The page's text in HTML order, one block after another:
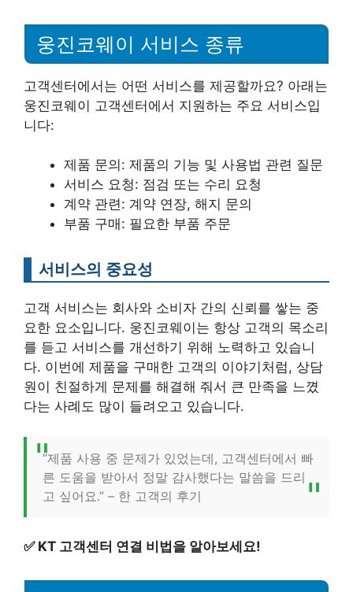
웅진코웨이 서비스 종류
고객센터에서는 어떤 서비스를 제공할까요? 아래는
웅진코웨이 고객센터에서 지원하는 주요 서비스입
니다:
제품 문의: 제품의 기능 및 사용법 관련 질문
서비스 요청: 점검 또는 수리 요청
계약 관련: 계약 연장, 해지 문의
부품 구매: 필요한 부품 주문
서비스의 중요성
고객 서비스는 회사와 소비자 간의 신뢰를 쌓는 중
요한 요소입니다. 웅진코웨이는 항상 고객의 목소리
를 듣고 서비스를 개선하기 위해 노력하고 있습니
다. 이번에 제품을 구매한 고객의 이야기처럼, 상담
원이 친절하게 문제를 해결해 줘서 큰 만족을 느꼈
다는 사례도 많이 들려오고 있습니다.
“제품 사용 중 문제가 있었는데, 고객센터에서 빠
른 도움을 받아서 정말 감사했다는 말씀을 드리
고 싶어요.” – 한 고객의 후기
✅ KT 고객센터 연결 비법을 알아보세요!